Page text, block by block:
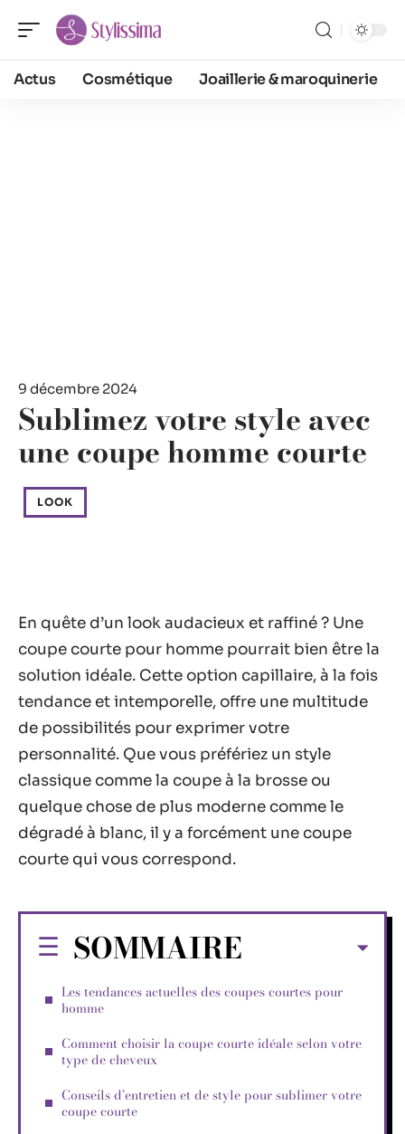
Actus Cosmétique Joaillerie & maroquinerie
9 décembre 2024
Sublimez votre style avec
une coupe homme courte
LOOK
En quête d’un look audacieux et raffiné ? Une
coupe courte pour homme pourrait bien être la
solution idéale. Cette option capillaire, à la fois
tendance et intemporelle, offre une multitude
de possibilités pour exprimer votre
personnalité. Que vous préfériez un style
classique comme la coupe à la brosse ou
quelque chose de plus moderne comme le
dégradé à blanc, il y a forcément une coupe
courte qui vous correspond.
SOMMAIRE
Les tendances actuelles des coupes courtes pour
homme
Comment choisir la coupe courte idéale selon votre
type de cheveux
Conseils d’entretien et de style pour sublimer votre
coupe courte